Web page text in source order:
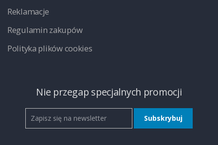
Reklamacje
Regulamin zakupów
Polityka plików cookies
Nie przegap specjalnych promocji